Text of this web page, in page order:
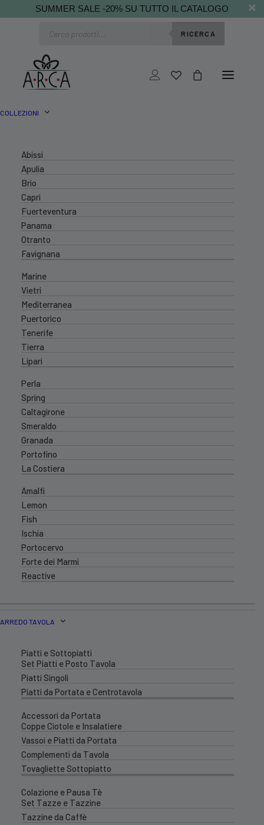
SUMMER SALE -20% SU TUTTO IL CATALOGO
RICERCA
COLLEZIONI
Abissi
Apulia
Brio
Capri
Fuerteventura
Panama
Otranto
Favignana
Marine
Vietri
Mediterranea
Puertorico
Tenerife
Tierra
Lipari
Perla
Spring
Caltagirone
Smeraldo
Granada
Portofino
La Costiera
Amalfi
Lemon
Fish
Ischia
Portocervo
Forte dei Marmi
Reactive
ARREDO TAVOLA
Piatti e Sottopiatti
Set Piatti e Posto Tavola
Piatti Singoli
Piatti da Portata e Centrotavola
Accessori da Portata
Coppe Ciotole e Insalatiere
Vassoi e Piatti da Portata
Complementi da Tavola
Tovagliette Sottopiatto
Colazione e Pausa Tè
Set Tazze e Tazzine
Tazzine da Caffè